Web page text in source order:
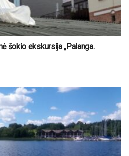
šokio ekskursija „Palanga.